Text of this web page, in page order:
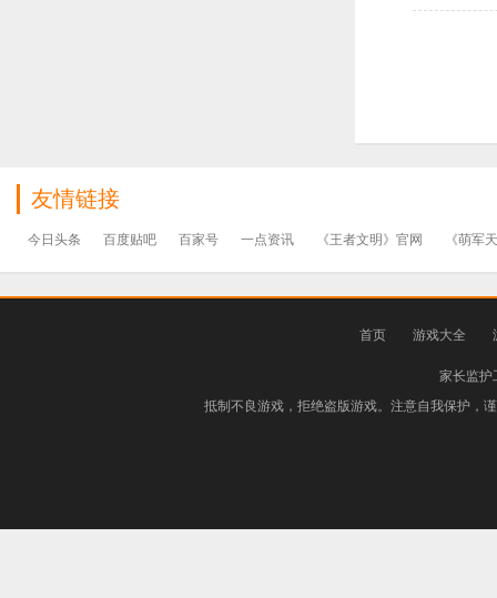
友情链接
今日头条 百度贴吧 百家号 一点资讯 《王者文明》官网 《萌军
首页 游戏大全
家长监护
抵制不良游戏，拒绝盗版游戏。注意自我保护，